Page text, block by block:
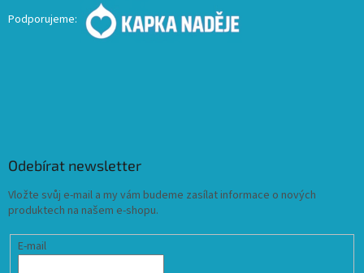
Podporujeme:
Odebírat newsletter
Vložte svůj e-mail a my vám budeme zasílat informace o nových
produktech na našem e-shopu.
E-mail